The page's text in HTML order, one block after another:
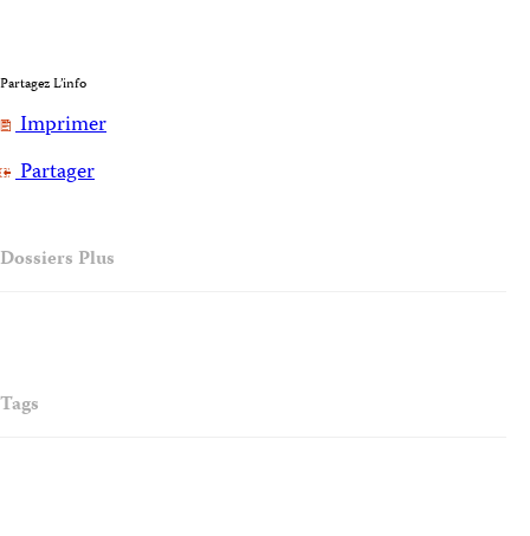
Partagez L’info
Imprimer
Partager
Dossiers Plus
Tags